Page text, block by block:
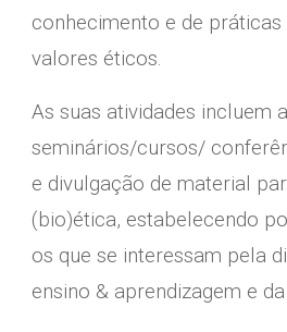
conhecimento e de
valores éticos.
As suas atividades incluem
seminários/cursos/
e divulgação de material
(bio)ética, estabelecendo
os que se interessam pela
ensino & aprendizagem e